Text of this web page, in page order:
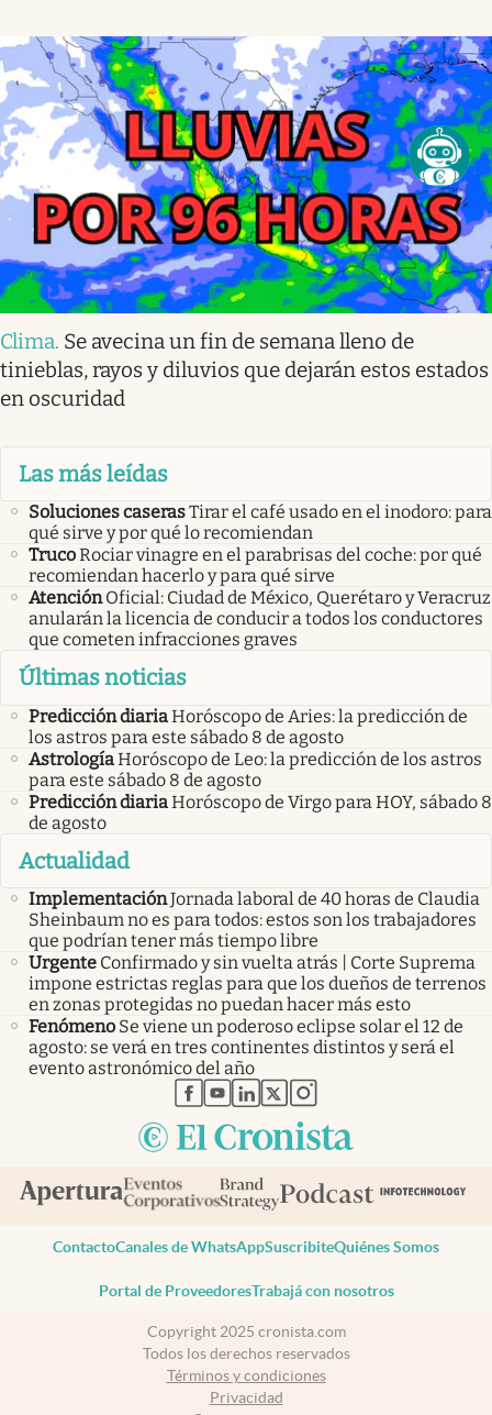
Clima. Se avecina un fin de semana lleno de
tinieblas, rayos y diluvios que dejarán estos estados
en oscuridad
Las más leídas
Soluciones caserasTirar el café usado en el inodoro: para
qué sirve y por qué lo recomiendan
TrucoRociar vinagre en el parabrisas del coche: por qué
recomiendan hacerlo y para qué sirve
Atención Oficial: Ciudad de México, Querétaro y Veracruz
anularán la licencia de conducir a todos los conductores
que cometen infracciones graves
Últimas noticias
Predicción diariaHoróscopo de Aries: la predicción de
los astros para este sábado 8 de agosto
AstrologíaHoróscopo de Leo: la predicción de los astros
para este sábado 8 de agosto
Predicción diariaHoróscopo de Virgo para HOY, sábado 8
de agosto
Actualidad
ImplementaciónJornada laboral de 40 horas de Claudia
Sheinbaum no es para todos: estos son los trabajadores
que podrían tener más tiempo libre
Urgente Confirmado y sin vuelta atrás | Corte Suprema
impone estrictas reglas para que los dueños de terrenos
en zonas protegidas no puedan hacer más esto
Fenómeno Se viene un poderoso eclipse solar el 12 de
agosto: se verá en tres continentes distintos y será el
evento astronómico del año
abre en nueva pestaña
abre en nueva pestaña
abre en nueva pestaña
abre en nueva pestaña
abre en nueva pestaña
ContactoCanales de WhatsAppSuscribiteQuiénes Somos
Portal de ProveedoresTrabajá con nosotros
Copyright 2025 cronista.com
Todos los derechos reservados
Términos y condiciones
Privacidad